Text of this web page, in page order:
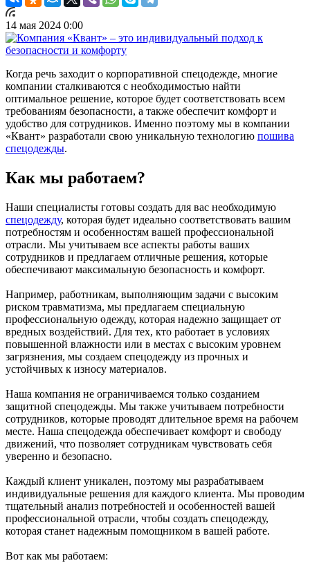
14 мая 2024 0:00
Когда речь заходит о корпоративной спецодежде, многие
компании сталкиваются с необходимостью найти
оптимальное решение, которое будет соответствовать всем
требованиям безопасности, а также обеспечит комфорт и
удобство для сотрудников. Именно поэтому мы в компании
«Квант» разработали свою уникальную технологию пошива
спецодежды.
Как мы работаем?
Наши специалисты готовы создать для вас необходимую
спецодежду, которая будет идеально соответствовать вашим
потребностям и особенностям вашей профессиональной
отрасли. Мы учитываем все аспекты работы ваших
сотрудников и предлагаем отличные решения, которые
обеспечивают максимальную безопасность и комфорт.
Например, работникам, выполняющим задачи с высоким
риском травматизма, мы предлагаем специальную
профессиональную одежду, которая надежно защищает от
вредных воздействий. Для тех, кто работает в условиях
повышенной влажности или в местах с высоким уровнем
загрязнения, мы создаем спецодежду из прочных и
устойчивых к износу материалов.
Наша компания не ограничиваемся только созданием
защитной спецодежды. Мы также учитываем потребности
сотрудников, которые проводят длительное время на рабочем
месте. Наша спецодежда обеспечивает комфорт и свободу
движений, что позволяет сотрудникам чувствовать себя
уверенно и безопасно.
Каждый клиент уникален, поэтому мы разрабатываем
индивидуальные решения для каждого клиента. Мы проводим
тщательный анализ потребностей и особенностей вашей
профессиональной отрасли, чтобы создать спецодежду,
которая станет надежным помощником в вашей работе.
Вот как мы работаем: